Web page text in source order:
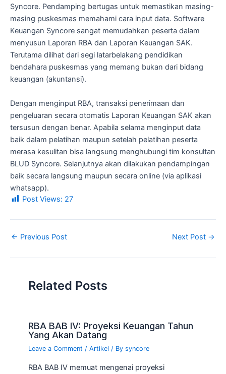
Syncore. Pendamping bertugas untuk memastikan masing-
masing puskesmas memahami cara input data. Software
Keuangan Syncore sangat memudahkan peserta dalam
menyusun Laporan RBA dan Laporan Keuangan SAK.
Terutama dilihat dari segi latarbelakang pendidikan
bendahara puskesmas yang memang bukan dari bidang
keuangan (akuntansi).
Dengan menginput RBA, transaksi penerimaan dan
pengeluaran secara otomatis Laporan Keuangan SAK akan
tersusun dengan benar. Apabila selama menginput data
baik dalam pelatihan maupun setelah pelatihan peserta
merasa kesulitan bisa langsung menghubungi tim konsultan
BLUD Syncore. Selanjutnya akan dilakukan pendampingan
baik secara langsung maupun secara online (via aplikasi
whatsapp).
Post Views: 27
← Previous Post Next Post →
Related Posts
RBA BAB IV: Proyeksi Keuangan Tahun
Yang Akan Datang
Leave a Comment /Artikel / Bysyncore
RBA BAB IV memuat mengenai proyeksi